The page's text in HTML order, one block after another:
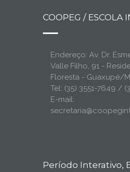
COOPEG / ESCOLA
Endereço: Av. Dr.
Valle Filho, 91 -
Floresta - Guaxupé/
Tel: (35) 3551-7649 /
E-mail:
Período Interativo,